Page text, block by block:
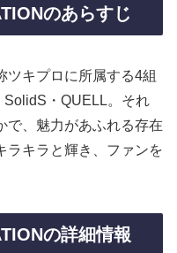
のあらすじ
ツキプロに所属する4組
・QUELL。それ
で、魅力があふれる存在
ラキラと輝き、ファンを
の詳細情報